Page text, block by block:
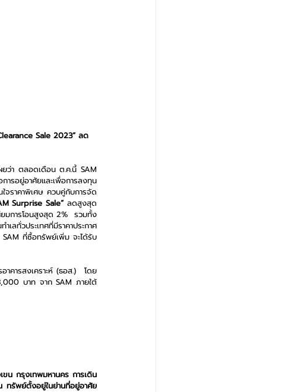
Sale 2023” ลด
ยว่า ตลอดเดือน ต.ค.นี้ SAM
รอยู่อาศัยและเพื่อการลงทุน
Surprise Sale” ลดสูงสุด
ยมการโอนสูงสุด 2%  รวมทั้ง
ลทั่วประเทศที่มีราคาประกาศ
ที่ซื้อทรัพย์เพิ่ม จะได้รับ
ารสงเคราะห์ (ธอส.)  โดย
บาท จาก SAM ภายใต้
น กรุงเทพมหานคร การเดิน
ทรัพย์ตั้งอยู่ในย่านที่อยู่อาศัย